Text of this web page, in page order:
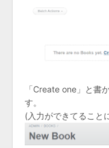
「Create one」と書
す。
(入力ができてること